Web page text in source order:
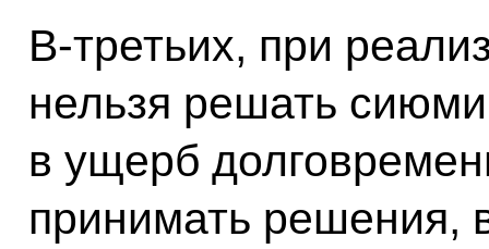
В‑третьих, при
нельзя решать
в ущерб
принимать решения,